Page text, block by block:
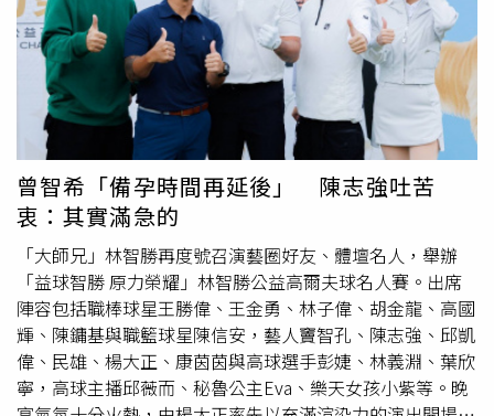
2026年新北市長一役，民眾黨早已做過多次科學分析，以
國民黨潛在人選台北市副市長李四川、新北市副市長劉和然
相比，白營支持者壓倒性青睞李四川。一名曾受委託調查的
未具名學者分析這毫不意外，畢竟2024年現任新北市長侯
友宜才讓民眾黨創黨主席柯文哲在總統選戰「假老二 」現
形，白營支持者在藍營大咖中最挺不下去侯友宜，而侯友宜
市府力拱的劉和然當然遭殃。地方人士吐槽，黃國昌早知道
2026年新北市長自己根本沒機會，但隨著藍營風潮使然乾
脆「打蛇隨棍上」押寶李四川，值此「兩年條款」將讓黃國
昌2026丟了立委寶座，他正亟欲尋找「下家」，這時他從
「新北市議會」找到了機會。據了解，新北市議會64席現任
市議員中，占了30席的國民黨並沒有絕對多數，過去靠著無
黨團結聯盟與民眾黨等人支持，順利摘下議長與副議長寶
座。但如今像板橋周勝考、泰山宋明宗、淡水蔡錦賢等藍營
或無盟友好人士退休去，而中和綠營張志豪等上屆「落選
曾智希「備孕時間再延後」 陳志強吐苦
衷：其實滿急的
「大師兄」林智勝再度號召演藝圈好友、體壇名人，舉辦
「益球智勝 原力榮耀」林智勝公益高爾夫球名人賽。出席
陣容包括職棒球星王勝偉、王金勇、林子偉、胡金龍、高國
輝、陳鏞基與職籃球星陳信安，藝人竇智孔、陳志強、邱凱
偉、民雄、楊大正、康茵茵與高球選手彭婕、林義淵、葉欣
寧，高球主播邱薇而、秘魯公主Eva、樂天女孩小紫等。晚